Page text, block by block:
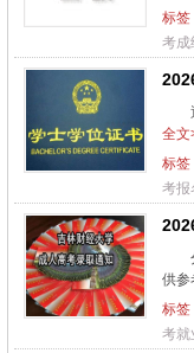
标签
考成
全文
标签
考报
供参
标签
考就